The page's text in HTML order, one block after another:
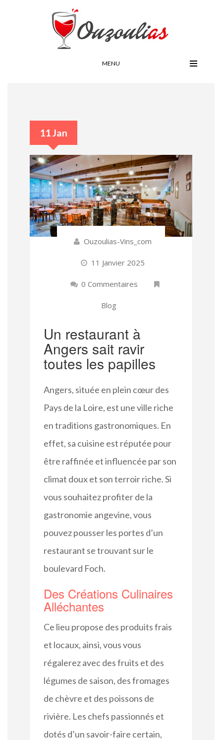
MENU
11 Jan
Ouzoulias-Vins_com
11 Janvier 2025
0 Commentaires
Blog
Un restaurant à
Angers sait ravir
toutes les papilles
Angers, située en plein cœur des
Pays de la Loire, est une ville riche
en traditions gastronomiques. En
effet, sa cuisine est réputée pour
être raffinée et influencée par son
climat doux et son terroir riche. Si
vous souhaitez profiter de la
gastronomie angevine, vous
pouvez pousser les portes d’un
restaurant se trouvant sur le
boulevard Foch.
Des Créations Culinaires
Alléchantes
Ce lieu propose des produits frais
et locaux, ainsi, vous vous
régalerez avec des fruits et des
légumes de saison, des fromages
de chèvre et des poissons de
rivière. Les chefs passionnés et
dotés d’un savoir-faire certain,